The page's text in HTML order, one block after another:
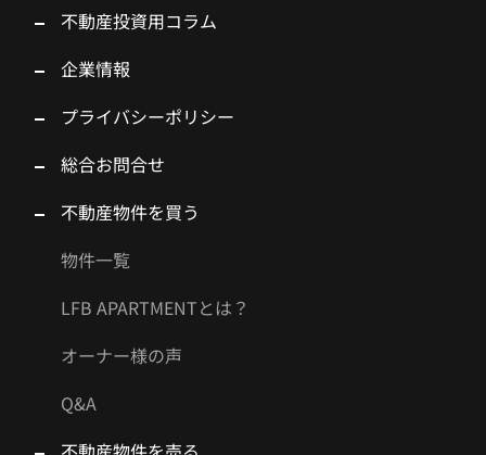
不動産投資用コラム
企業情報
プライバシーポリシー
総合お問合せ
不動産物件を買う
物件一覧
LFB APARTMENTとは？
オーナー様の声
Q&A